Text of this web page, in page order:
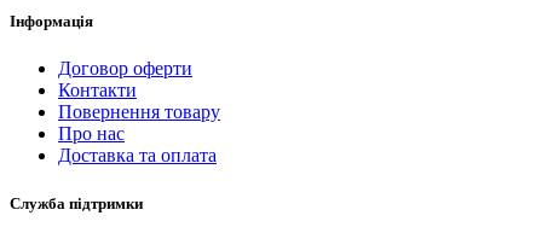
Інформація
Договор оферти
Контакти
Повернення товару
Про нас
Доставка та оплата
Служба підтримки